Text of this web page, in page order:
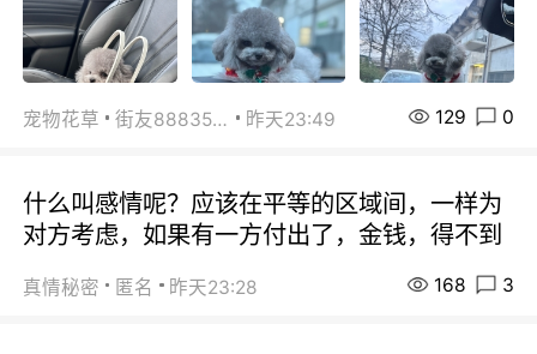
宠物花草 街友88835518 昨天23:49 129 0
什么叫感情呢？应该在平等的区域间，一样为
对方考虑，如果有一方付出了，金钱，得不到
真情秘密 匿名 昨天23:28 168 3